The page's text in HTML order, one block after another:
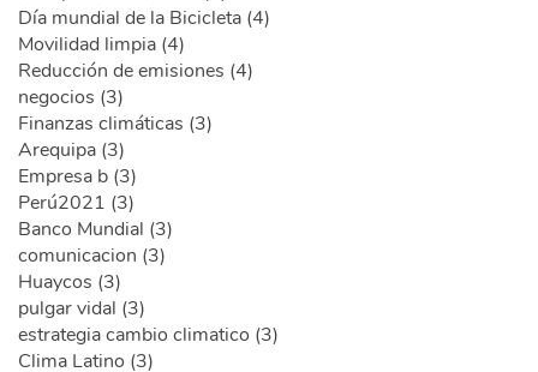
Día mundial de la Bicicleta (4)
Movilidad limpia (4)
Reducción de emisiones (4)
negocios (3)
Finanzas climáticas (3)
Arequipa (3)
Empresa b (3)
Perú2021 (3)
Banco Mundial (3)
comunicacion (3)
Huaycos (3)
pulgar vidal (3)
estrategia cambio climatico (3)
Clima Latino (3)